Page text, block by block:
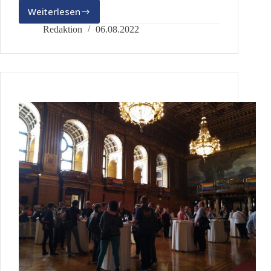
Weiterlesen
Niemand
hat
eine
Redaktion 06.08.2022